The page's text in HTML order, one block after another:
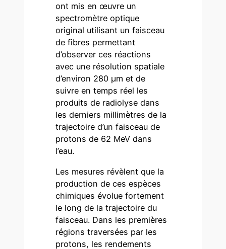
ont mis en œuvre un
spectromètre optique
original utilisant un faisceau
de fibres permettant
d’observer ces réactions
avec une résolution spatiale
d’environ 280 µm et de
suivre en temps réel les
produits de radiolyse dans
les derniers millimètres de la
trajectoire d’un faisceau de
protons de 62 MeV dans
l’eau.
Les mesures révèlent que la
production de ces espèces
chimiques évolue fortement
le long de la trajectoire du
faisceau. Dans les premières
régions traversées par les
protons, les rendements